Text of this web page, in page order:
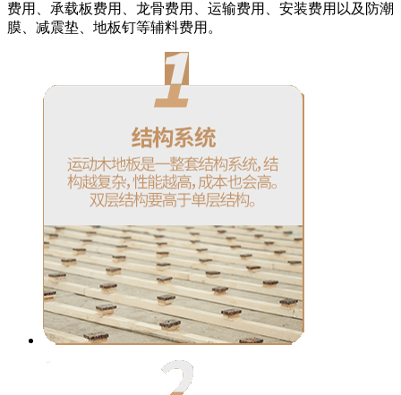
费用、承载板费用、龙骨费用、运输费用、安装费用以及防潮
膜、减震垫、地板钉等辅料费用。